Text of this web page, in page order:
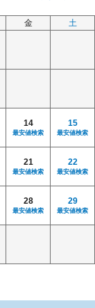
金 土
14
最安値検索
15
最安値検索
21
最安値検索
22
最安値検索
28
最安値検索
29
最安値検索